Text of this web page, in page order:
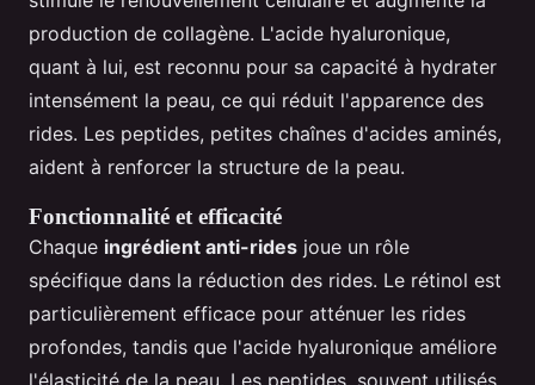
production de collagène. L'acide hyaluronique,
quant à lui, est reconnu pour sa capacité à hydrater
intensément la peau, ce qui réduit l'apparence des
rides. Les peptides, petites chaînes d'acides aminés,
aident à renforcer la structure de la peau.
Fonctionnalité et efficacité
Chaque ingrédient anti-rides joue un rôle
spécifique dans la réduction des rides. Le rétinol est
particulièrement efficace pour atténuer les rides
profondes, tandis que l'acide hyaluronique améliore